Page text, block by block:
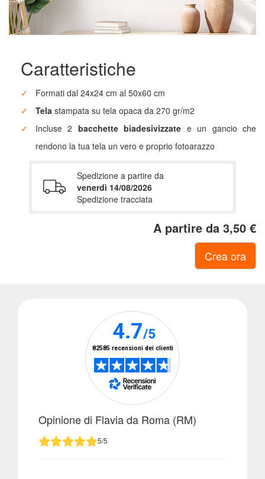
Fashion
Card&Box
Pro
Lab
AlpitourWorld
Caratteristiche
Formati dal 24x24 cm al 50x60 cm
Tela stampata su tela opaca da 270 gr/m2
Incluse 2 bacchette biadesivizzate e un gancio che
rendono la tua tela un vero e proprio fotoarazzo
Spedizione a partire da
venerdì 14/08/2026
Spedizione tracciata
A partire da 3,50 €
Crea ora
Opinione di Flavia da Roma (RM)
5/5